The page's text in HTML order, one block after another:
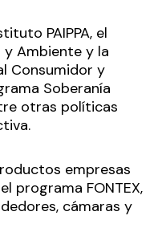
PAIPPA, el
Ambiente y la
Consumidor y
Soberanía
otras políticas
empresas
programa FONTEX,
cámaras y